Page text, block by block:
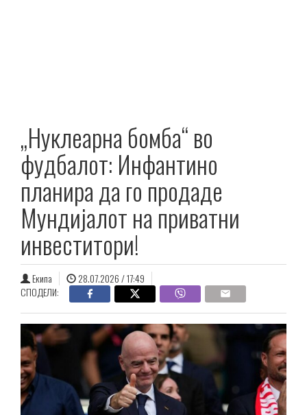
„Нуклеарна бомба“ во
фудбалот: Инфантино
планира да го продаде
Мундијалот на приватни
инвеститори!
Екипа
28.07.2026 / 17:49
СПОДЕЛИ: